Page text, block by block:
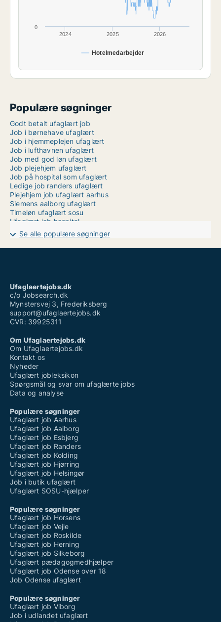
Hotelmedarbejder
2024 2025 2026
0
Populære søgninger
Godt betalt ufaglært job
Job i børnehave ufaglært
Job i hjemmeplejen ufaglært
Job i lufthavnen ufaglært
Job med god løn ufaglært
Job plejehjem ufaglært
Job på hospital som ufaglært
Ledige job randers ufaglært
Plejehjem job ufaglært aarhus
Siemens aalborg ufaglært
Timeløn ufaglært sosu
Ufaglært job hospital
Ufaglært job sjælland
Ufaglært job vejle
Ufaglært job vestsjælland
Ufaglærte jobs århus
Vikar ufaglært plejehjem
Se alle populære søgninger
Ufaglaertejobs.dk
c/o Jobsearch.dk
Mynstersvej 3, Frederiksberg
support@ufaglaertejobs.dk
CVR: 39925311
Om Ufaglaertejobs.dk
Om Ufaglaertejobs.dk
Kontakt os
Nyheder
Ufaglært jobleksikon
Spørgsmål og svar om ufaglærte jobs
Data og analyse
Populære søgninger
Ufaglært job Aarhus
Ufaglært job Aalborg
Ufaglært job Esbjerg
Ufaglært job Randers
Ufaglært job Kolding
Ufaglært job Hjørring
Ufaglært job Helsingør
Job i butik ufaglært
Ufaglært SOSU-hjælper
Populære søgninger
Ufaglært job Horsens
Ufaglært job Vejle
Ufaglært job Roskilde
Ufaglært job Herning
Ufaglært job Silkeborg
Ufaglært pædagogmedhjælper
Ufaglært job Odense over 18
Job Odense ufaglært
Populære søgninger
Ufaglært job Viborg
Job i udlandet ufaglært